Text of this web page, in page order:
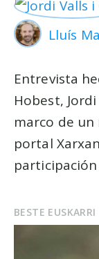
Lluís
Entrevista
Hobest,
marco de
portal
BESTE